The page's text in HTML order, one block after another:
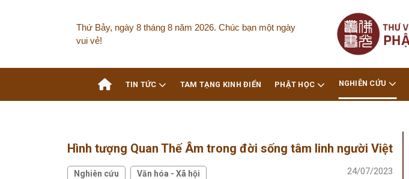
Thứ Bảy, ngày 8 tháng 8 năm 2026. Chúc bạn một ngày
vui vẻ!
TIN TỨC TAM TẠNG KINH ĐIỂN PHẬT HỌC NGHIÊN CỨU
Hình tượng Quan Thế Âm trong đời sống tâm linh người Việt
Nghiên cứu Văn hóa - Xã hội 24/07/2023